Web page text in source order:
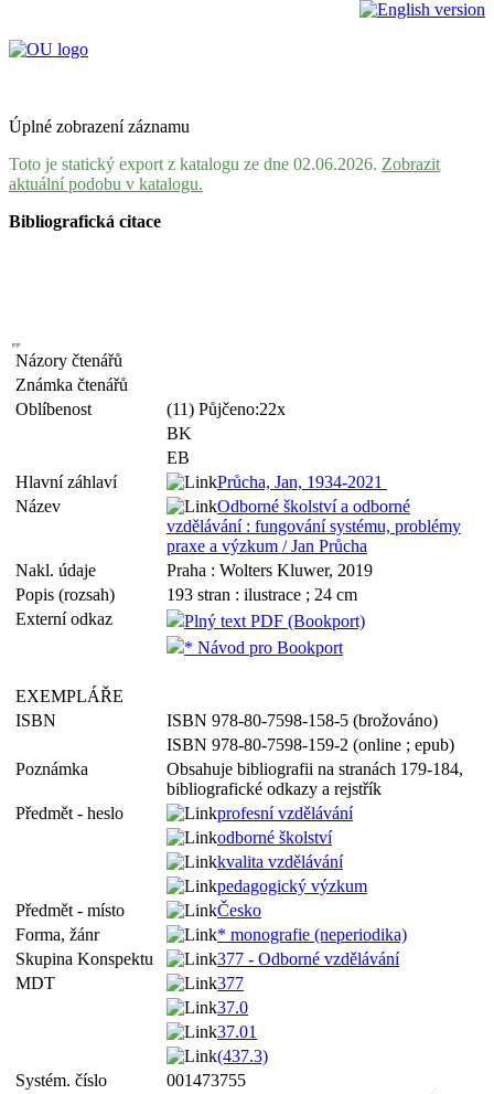
Úplné zobrazení záznamu
Toto je statický export z katalogu ze dne 02.06.2026. Zobrazit
aktuální podobu v katalogu.
Bibliografická citace
Názory čtenářů
Známka čtenářů
Oblíbenost
(11) Půjčeno:22x
BK
EB
Hlavní záhlaví
Průcha, Jan, 1934-2021
Název
Odborné školství a odborné
vzdělávání : fungování systému, problémy
praxe a výzkum / Jan Průcha
Nakl. údaje
Praha : Wolters Kluwer, 2019
Popis (rozsah)
193 stran : ilustrace ; 24 cm
Externí odkaz
Plný text PDF (Bookport)
* Návod pro Bookport
EXEMPLÁŘE
ISBN
ISBN 978-80-7598-158-5 (brožováno)
ISBN 978-80-7598-159-2 (online ; epub)
Poznámka
Obsahuje bibliografii na stranách 179-184,
bibliografické odkazy a rejstřík
Předmět - heslo
profesní vzdělávání
odborné školství
kvalita vzdělávání
pedagogický výzkum
Předmět - místo
Česko
Forma, žánr
* monografie (neperiodika)
Skupina Konspektu
377 - Odborné vzdělávání
MDT
377
37.0
37.01
(437.3)
Systém. číslo
001473755